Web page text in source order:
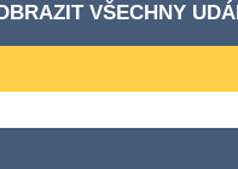
VŠECHNY